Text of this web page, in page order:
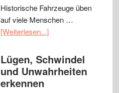
Historische Fahrzeuge üben
auf viele Menschen …
[Weiterlesen...]
Lügen, Schwindel
und Unwahrheiten
erkennen